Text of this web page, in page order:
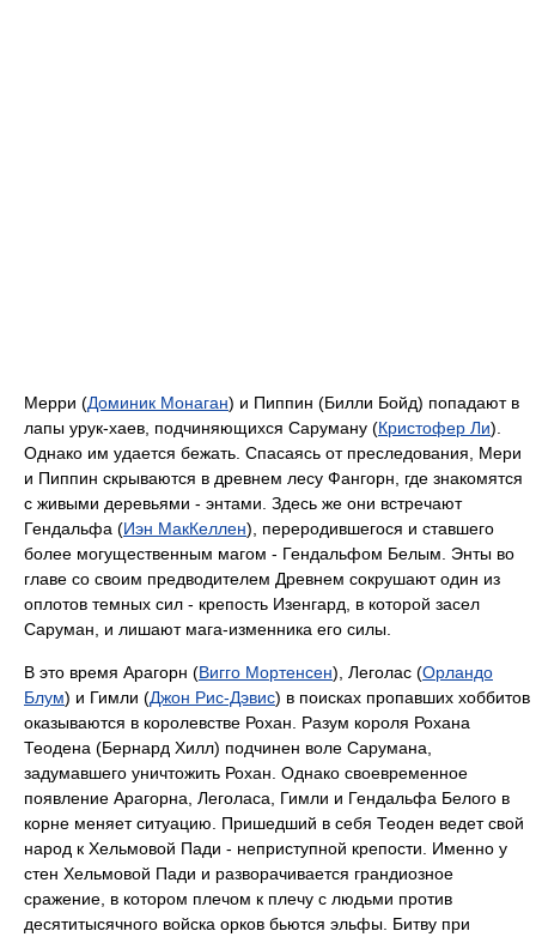
Мерри (Доминик Монаган) и Пиппин (Билли Бойд) попадают в
лапы урук-хаев, подчиняющихся Саруману (Кристофер Ли).
Однако им удается бежать. Спасаясь от преследования, Мери
и Пиппин скрываются в древнем лесу Фангорн, где знакомятся
с живыми деревьями - энтами. Здесь же они встречают
Гендальфа (Иэн МакКеллен), переродившегося и ставшего
более могущественным магом - Гендальфом Белым. Энты во
главе со своим предводителем Древнем сокрушают один из
оплотов темных сил - крепость Изенгард, в которой засел
Саруман, и лишают мага-изменника его силы.
В это время Арагорн (Вигго Мортенсен), Леголас (Орландо
Блум) и Гимли (Джон Рис-Дэвис) в поисках пропавших хоббитов
оказываются в королевстве Рохан. Разум короля Рохана
Теодена (Бернард Хилл) подчинен воле Сарумана,
задумавшего уничтожить Рохан. Однако своевременное
появление Арагорна, Леголаса, Гимли и Гендальфа Белого в
корне меняет ситуацию. Пришедший в себя Теоден ведет свой
народ к Хельмовой Пади - неприступной крепости. Именно у
стен Хельмовой Пади и разворачивается грандиозное
сражение, в котором плечом к плечу с людьми против
десятитысячного войска орков бьются эльфы. Битву при